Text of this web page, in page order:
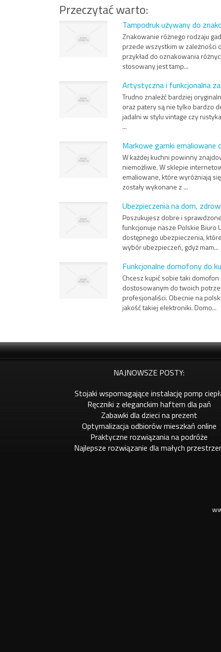
Przeczytać warto:
Tampodruk używany do
Znakowanie różnego rodzaju
przede wszystkim w zależności
przykład do oznakowania
stosowany jest tamp...
Artystyczna i funkcjonalna
Trudno znaleźć bardziej
oraz patery są nie tylko bardzo
jadalni w stylu vintage czy
...
Markowe garnki emaliowane
W każdej kuchni powinny
niemożliwe. W sklepie
emaliowane, które wyróżniają
zostały wykonane z ...
Ubezpieczenia na dom,
Poszukujesz dobre i
funkcjonuje nasze Polskie Biuro
dostępnego ubezpieczenia,
wybór ubezpieczeń, gdyż mam...
Funkcjonalne domofony do
Chcesz kupić sobie taki
dostosowanym do twoich
profesjonaliści. Obecnie na
jakość takiej elektroniki. Domo...
NAJNOWSZE POSTY:
Stojaki wspomagające instalację pomp
Ręczniki z eleganckim haftem dla pań
Zabawki dla dzieci na prezent
Optymalizacja odbiorów mieszkań online
Praktyczne rozwiązania na podróże
Najlepsze rozwiązanie dla małych